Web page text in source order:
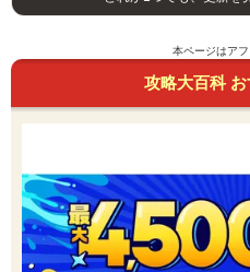
本ページはア
攻略大百科 お